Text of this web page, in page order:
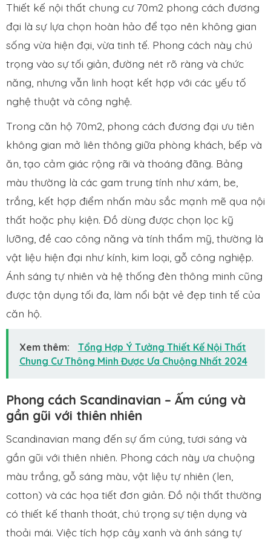
Thiết kế nội thất chung cư 70m2 phong cách đương
đại là sự lựa chọn hoàn hảo để tạo nên không gian
sống vừa hiện đại, vừa tinh tế. Phong cách này chú
trọng vào sự tối giản, đường nét rõ ràng và chức
năng, nhưng vẫn linh hoạt kết hợp với các yếu tố
nghệ thuật và công nghệ.
Trong căn hộ 70m2, phong cách đương đại ưu tiên
không gian mở liên thông giữa phòng khách, bếp và
ăn, tạo cảm giác rộng rãi và thoáng đãng. Bảng
màu thường là các gam trung tính như xám, be,
trắng, kết hợp điểm nhấn màu sắc mạnh mẽ qua nội
thất hoặc phụ kiện. Đồ dùng được chọn lọc kỹ
lưỡng, đề cao công năng và tính thẩm mỹ, thường là
vật liệu hiện đại như kính, kim loại, gỗ công nghiệp.
Ánh sáng tự nhiên và hệ thống đèn thông minh cũng
được tận dụng tối đa, làm nổi bật vẻ đẹp tinh tế của
căn hộ.
Xem thêm:
Tổng Hợp Ý Tưởng Thiết Kế Nội Thất
Chung Cư Thông Minh Được Ưa Chuộng Nhất 2024
Phong cách Scandinavian – Ấm cúng và
gần gũi với thiên nhiên
Scandinavian mang đến sự ấm cúng, tươi sáng và
gần gũi với thiên nhiên. Phong cách này ưa chuộng
màu trắng, gỗ sáng màu, vật liệu tự nhiên (len,
cotton) và các họa tiết đơn giản. Đồ nội thất thường
có thiết kế thanh thoát, chú trọng sự tiện dụng và
thoải mái. Việc tích hợp cây xanh và ánh sáng tự